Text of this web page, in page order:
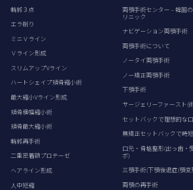
輪郭３点
エラ削り
ミニＶライン
Ｖライン形成
スリムアップVライン
ハートシェイプ頬骨縮小術
最大縮小Vライン形成
頬骨横幅縮小術
頬骨最大縮小術
輪郭再手術
二重密着額プロテーゼ
ヘアライン形成
人中短縮
両顎手術センター – 韓国
リニック
ナビゲーション両顎手術
両顎手術について
ノータイ両顎手術
ノー矯正両顎手術
下顎手術
サージェリーファースト(
セットバックで理想的な
無矯正セットバックで時
口元・骨格整形(出っ歯・
ボ)
三顎手術(下顎後退症(顎変
両顎の再手術